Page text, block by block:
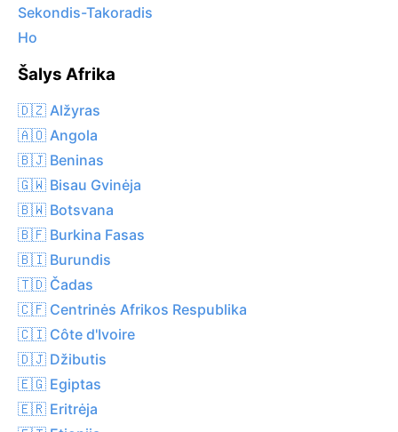
Sekondis-Takoradis
Ho
Šalys Afrika
🇩🇿 Alžyras
🇦🇴 Angola
🇧🇯 Beninas
🇬🇼 Bisau Gvinėja
🇧🇼 Botsvana
🇧🇫 Burkina Fasas
🇧🇮 Burundis
🇹🇩 Čadas
🇨🇫 Centrinės Afrikos Respublika
🇨🇮 Côte d'Ivoire
🇩🇯 Džibutis
🇪🇬 Egiptas
🇪🇷 Eritrėja